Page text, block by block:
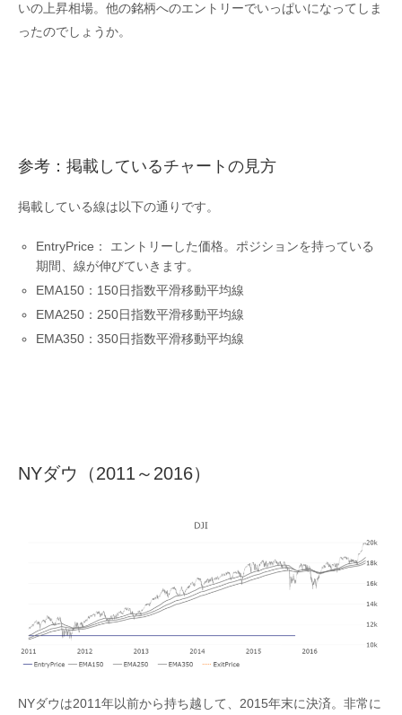
いの上昇相場。他の銘柄へのエントリーでいっぱいになってしま
ったのでしょうか。
参考：掲載しているチャートの見方
掲載している線は以下の通りです。
EntryPrice： エントリーした価格。ポジションを持っている
期間、線が伸びていきます。
EMA150：150日指数平滑移動平均線
EMA250：250日指数平滑移動平均線
EMA350：350日指数平滑移動平均線
NYダウ（2011～2016）
NYダウは2011年以前から持ち越して、2015年末に決済。非常に